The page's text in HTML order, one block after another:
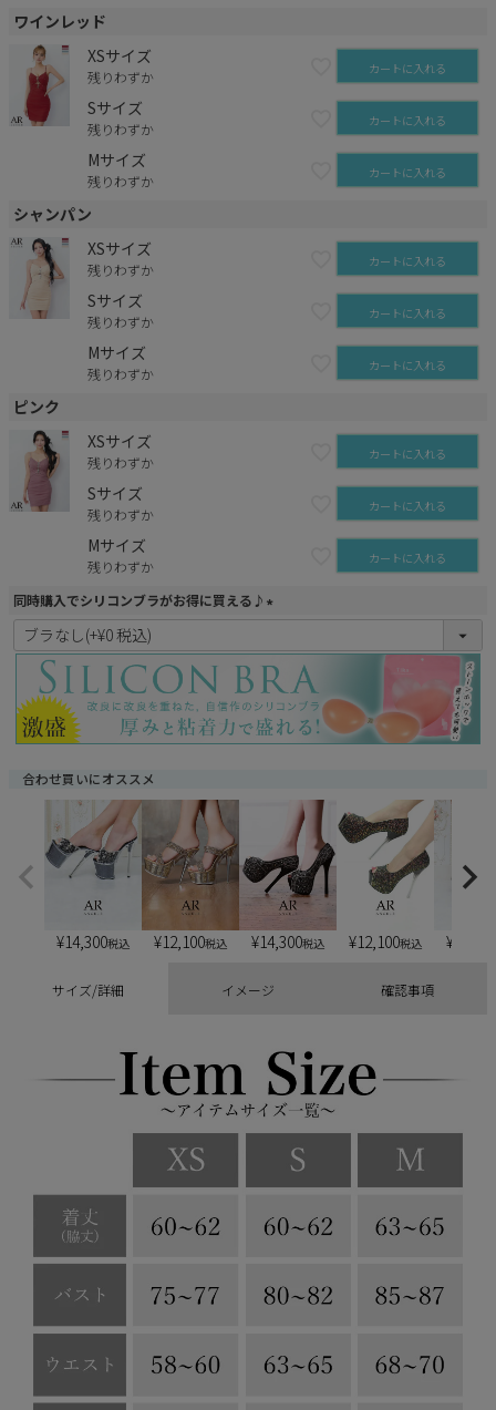
ワインレッド
XSサイズ
残りわずか カートに入れる
Sサイズ
残りわずか カートに入れる
Mサイズ
残りわずか カートに入れる
シャンパン
XSサイズ
残りわずか カートに入れる
Sサイズ
残りわずか カートに入れる
Mサイズ
残りわずか カートに入れる
ピンク
XSサイズ
残りわずか カートに入れる
Sサイズ
残りわずか カートに入れる
Mサイズ
残りわずか カートに入れる
同時購入でシリコンブラがお得に買える♪
(
須
)
合わせ買いにオススメ
¥14,300税込 ¥12,100税込 ¥14,300税込 ¥12,100税込 ¥
サイズ/詳細 イメージ 確認事項